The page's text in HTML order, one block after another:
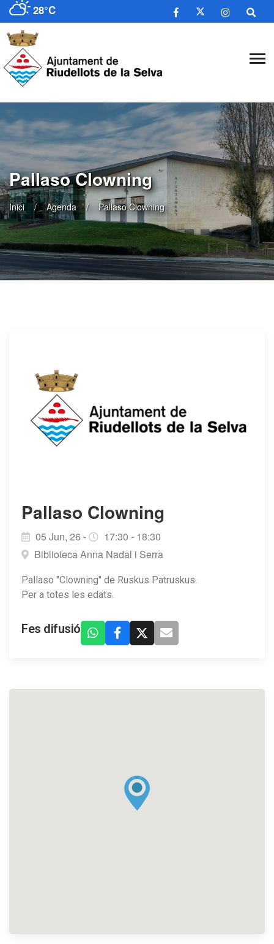
28°C
Pallaso Clowning
Inici Agenda Pallaso Clowning
Pallaso Clowning
05 Jun, 26 -
17:30 - 18:30
Biblioteca Anna Nadal i Serra
Pallaso "Clowning" de Ruskus Patruskus.
Per a totes les edats.
Fes difusió